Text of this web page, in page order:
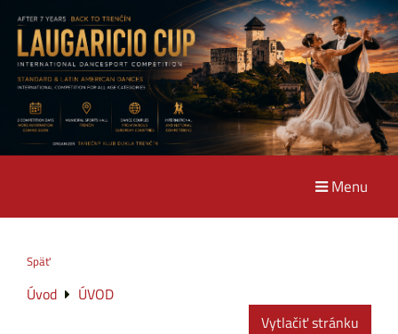
Menu
Späť
Úvod
ÚVOD
Vytlačiť stránku